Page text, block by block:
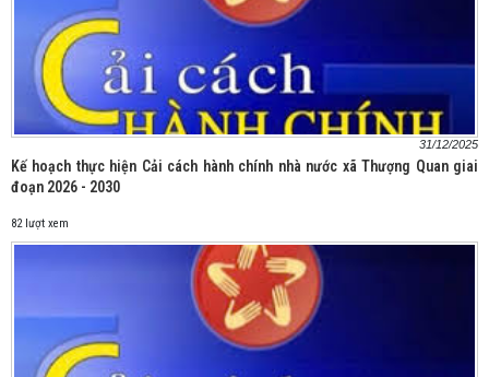
31/12/2025
Kế hoạch thực hiện Cải cách hành chính nhà nước xã Thượng Quan giai
đoạn 2026 - 2030
82 lượt xem